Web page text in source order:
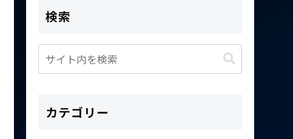
検索
カテゴリー